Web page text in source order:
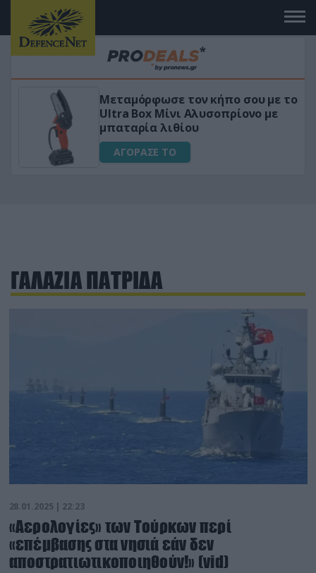
Μεταμόρφωσε τον κήπο σου με το
Ultra Box Μίνι Αλυσοπρίονο με
μπαταρία λιθίου
ΑΓΟΡΑΣΕ ΤΟ
ΓΑΛΑΖΙΑ ΠΑΤΡΙΔΑ
28.01.2025 | 22:23
«Αερολογίες» των Τούρκων περί
«επέμβασης στα νησιά εάν δεν
αποστρατιωτικοποιηθούν!» (vid)